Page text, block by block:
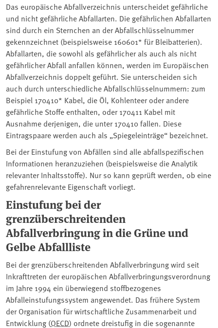
Das europäische Abfallverzeichnis unterscheidet gefährliche
und nicht gefährliche Abfallarten. Die gefährlichen Abfallarten
sind durch ein Sternchen an der Abfallschlüsselnummer
gekennzeichnet (beispielsweise 160601* für Bleibatterien).
Abfallarten, die sowohl als gefährlicher als auch als nicht
gefährlicher Abfall anfallen können, werden im Europäischen
Abfallverzeichnis doppelt geführt. Sie unterscheiden sich
auch durch unterschiedliche Abfallschlüsselnummern: zum
Beispiel 170410* Kabel, die Öl, Kohlenteer oder andere
gefährliche Stoffe enthalten, oder 170411 Kabel mit
Ausnahme derjenigen, die unter 170410 fallen. Diese
Eintragspaare werden auch als „Spiegeleinträge“ bezeichnet.
Bei der Einstufung von Abfällen sind alle abfallspezifischen
Informationen heranzuziehen (beispielsweise die Analytik
relevanter Inhaltsstoffe). Nur so kann geprüft werden, ob eine
gefahrenrelevante Eigenschaft vorliegt.
Einstufung bei der
grenzüberschreitenden
Abfallverbringung in die Grüne und
Gelbe Abfallliste
Bei der grenzüberschreitenden Abfallverbringung wird seit
Inkrafttreten der europäischen Abfallverbringungsverordnung
im Jahre 1994 ein überwiegend stoffbezogenes
Abfalleinstufungssystem angewendet. Das frühere System
der Organisation für wirtschaftliche Zusammenarbeit und
Entwicklung (OECD) ordnete dreistufig in die sogenannte